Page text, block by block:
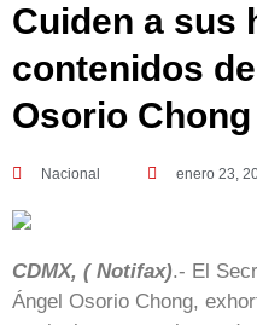
Cuiden a sus
contenidos
Osorio Chong
Nacional enero 23,
CDMX, ( Notifax).- El
Ángel Osorio Chong,